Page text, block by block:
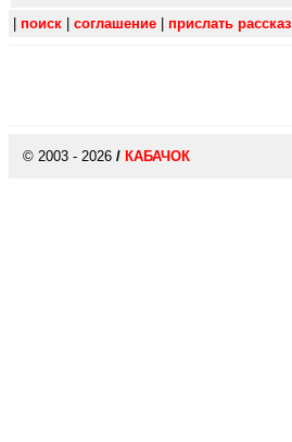
поиск соглашение прислать рассказ
© 2003 - 2026 / КАБАЧОК